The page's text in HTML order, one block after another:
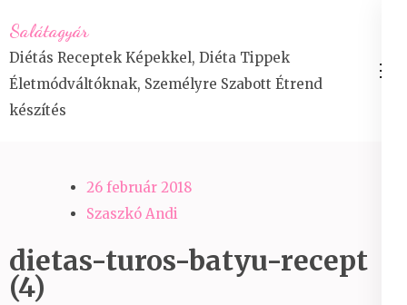
to
content
(Press
Enter)
Salátagyár
Diétás Receptek Képekkel, Diéta Tippek
Életmódváltóknak, Személyre Szabott Étrend
készítés
26 február 2018
Szaszkó Andi
dietas-turos-batyu-recept
(4)